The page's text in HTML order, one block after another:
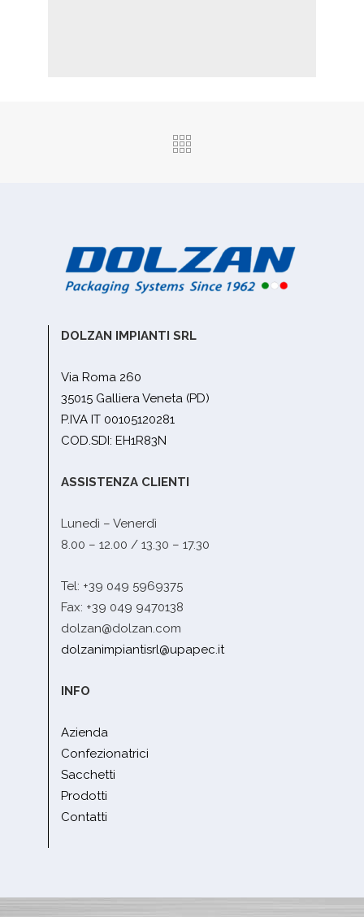
DOLZAN IMPIANTI SRL
Via Roma 260
35015 Galliera Veneta (PD)
P.IVA IT 00105120281
COD.SDI: EH1R83N
ASSISTENZA CLIENTI
Lunedì – Venerdì
8.00 – 12.00 / 13.30 – 17.30
Tel: +39 049 5969375
Fax: +39 049 9470138
dolzan@dolzan.com
dolzanimpiantisrl@upapec.it
INFO
Azienda
Confezionatrici
Sacchetti
Prodotti
Contatti